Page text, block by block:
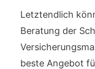
Letztendlich
Beratung der
beste Angebot